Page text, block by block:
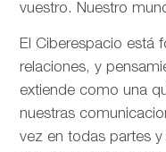
vuestro. Nuestro
El Ciberespacio está
relaciones, y
extiende como una
nuestras
vez en todas partes